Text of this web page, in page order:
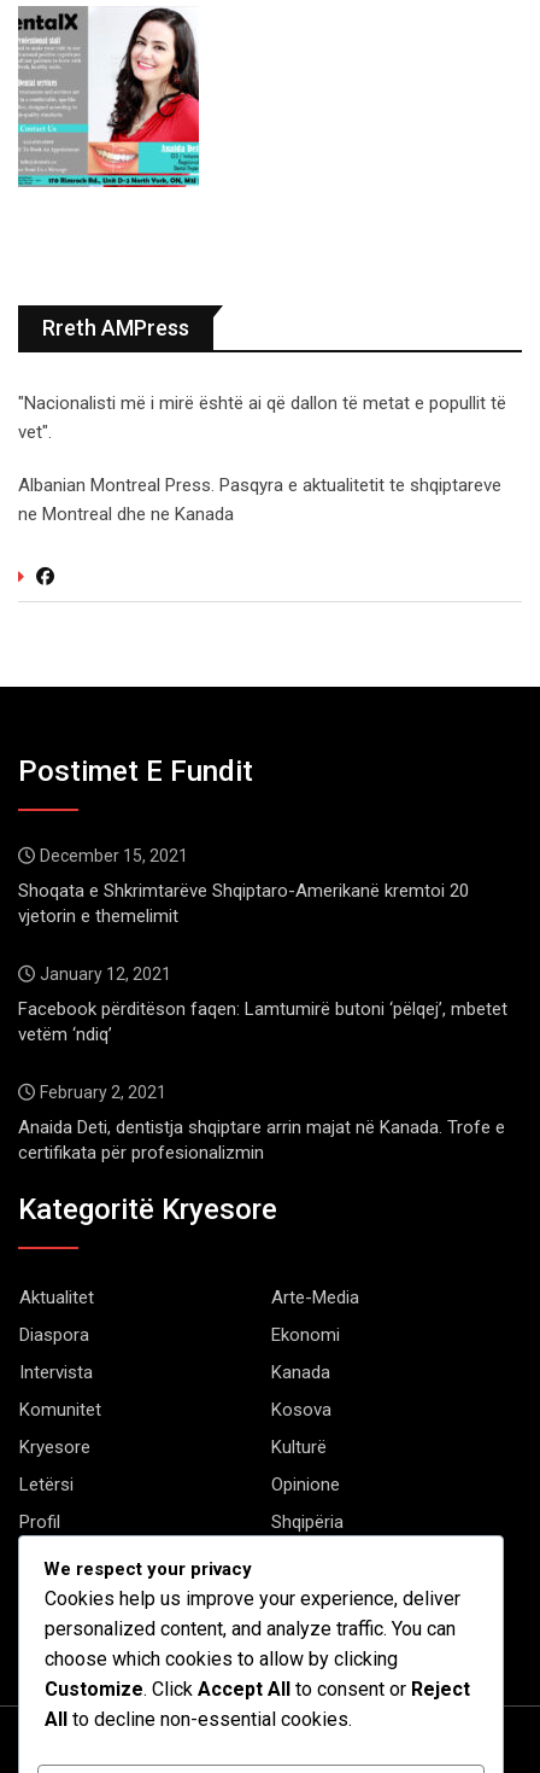
Rreth AMPress
"Nacionalisti më i mirë është ai që dallon të metat e popullit të
vet".
Albanian Montreal Press. Pasqyra e aktualitetit te shqiptareve
ne Montreal dhe ne Kanada
Postimet E Fundit
December 15, 2021
Shoqata e Shkrimtarëve Shqiptaro-Amerikanë kremtoi 20
vjetorin e themelimit
January 12, 2021
Facebook përditëson faqen: Lamtumirë butoni ‘pëlqej’, mbetet
vetëm ‘ndiq’
February 2, 2021
Anaida Deti, dentistja shqiptare arrin majat në Kanada. Trofe e
certifikata për profesionalizmin
Kategoritë Kryesore
Aktualitet
Arte-Media
Diaspora
Ekonomi
Intervista
Kanada
Komunitet
Kosova
Kryesore
Kulturë
Letërsi
Opinione
Profil
Shqipëria
Shqiptarët në biznes
Të tjera
We respect your privacy
Cookies help us improve your experience, deliver
personalized content, and analyze traffic. You can
choose which cookies to allow by clicking
Customize. Click Accept All to consent or Reject
All to decline non-essential cookies.